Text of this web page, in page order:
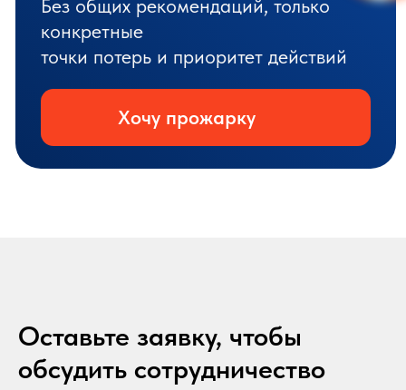
Оставьте заявку, чтобы
обсудить сотрудничество